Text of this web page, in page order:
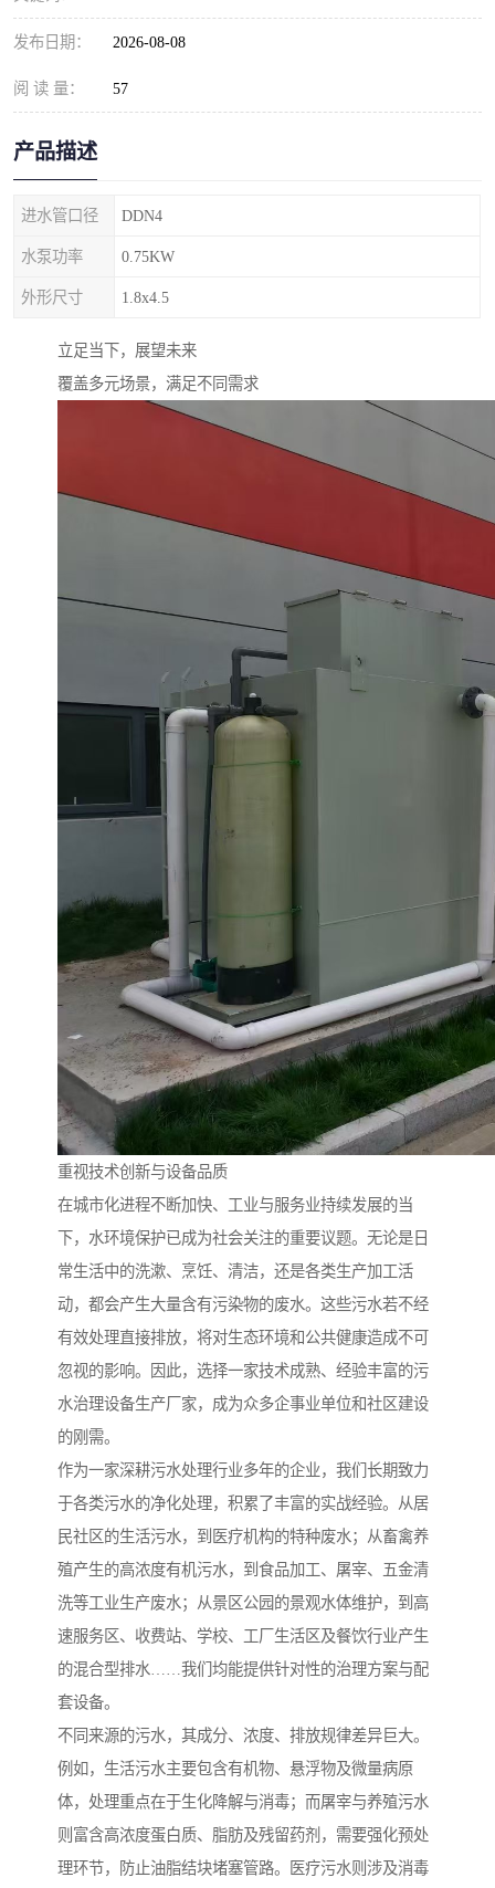
发布日期： 2026-08-08
阅 读 量： 57
产品描述
进水管口径 DDN4
水泵功率 0.75KW
外形尺寸 1.8x4.5
立足当下，展望未来
覆盖多元场景，满足不同需求
重视技术创新与设备品质
在城市化进程不断加快、工业与服务业持续发展的当
下，水环境保护已成为社会关注的重要议题。无论是日
常生活中的洗漱、烹饪、清洁，还是各类生产加工活
动，都会产生大量含有污染物的废水。这些污水若不经
有效处理直接排放，将对生态环境和公共健康造成不可
忽视的影响。因此，选择一家技术成熟、经验丰富的污
水治理设备生产厂家，成为众多企事业单位和社区建设
的刚需。
作为一家深耕污水处理行业多年的企业，我们长期致力
于各类污水的净化处理，积累了丰富的实战经验。从居
民社区的生活污水，到医疗机构的特种废水；从畜禽养
殖产生的高浓度有机污水，到食品加工、屠宰、五金清
洗等工业生产废水；从景区公园的景观水体维护，到高
速服务区、收费站、学校、工厂生活区及餐饮行业产生
的混合型排水……我们均能提供针对性的治理方案与配
套设备。
不同来源的污水，其成分、浓度、排放规律差异巨大。
例如，生活污水主要包含有机物、悬浮物及微量病原
体，处理重点在于生化降解与消毒；而屠宰与养殖污水
则富含高浓度蛋白质、脂肪及残留药剂，需要强化预处
理环节，防止油脂结块堵塞管路。医疗污水则涉及消毒
理设备
整形医院污水处理设备
酿酒厂一体化污水处理设
备
生活一体化污水处理设备
复合二氧化氯发生器污水
处理设备
屠宰场一体化污水处理设
地埋式一体化污水处理设
备设备
城乡生活污水处理设备设 MBR膜污水处理设备
污水处理设备生产厂家
印刷厂污水处理设备 二级生化污水处理设备
口腔科污水处理设备
乡村污水处理一体化设备
风景区生活污水处理一体 一体化污水处理设备
无动力一体化污水处理设 服务区一体化污水处理设
成套生活污水处理设备
肉制品加工污水处理设备
金属配件洗涤污水处理设 小型一体化污水处理设备
微动力污水处理设备
接触式一体化污水处理设 化粪池一体化污水处理设
备
污水处理一体化设备 气浮机设备
淀粉污水处理设备 塑料污水处理设备
净水设备反渗透
家
屠宰场一体化污水处设备
生产厂家
餐厨垃圾污水处理设备
洗车污水处理设备 变电站污水处理设备
熟食厂污水处理设备 美容院一体化污水处理设
汽车污水处理设备
农村生活污水处理设备 玻璃钢污水处理设备
疗养院污水处理设备 屠宰场污水处理
生活污水处理设备 医疗污水处理设备
风景区生活一体化设备
豆制品污水